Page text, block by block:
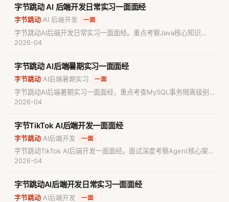
字节跳动 AI 后端开发日常实习一面面经
字节跳动 AI 后端开发 一面
字节跳动AI后端开发日常实习一面面经。重点考察Java核心知识
（HashMap、JVM、AOP）、Redis分布式锁及应用、数据库事务
考参考。
2026-04
字节跳动 AI后端暑期实习一面面经
字节跳动 AI后端暑期实习 一面
字节跳动AI后端暑期实习一面面经，重点考查MySQL事务隔离级别
与索引原理、B+树与B树区别、联合索引实现、线程与进程差异、
舍变种。
2026-04
字节TikTok AI后端开发一面面经
字节跳动 AI后端开发 一面
字节跳动TikTok AI后端开发一面面经。面试深度考察Agent核心架构
（Planner/Executor/Supervisor模式）、RAG检索增强生成流程及
型设计，手撕题目为LeetCode 224基本计算器。
2026-04
字节跳动AI后端开发日常实习一面面经
字节跳动 AI后端开发 一面